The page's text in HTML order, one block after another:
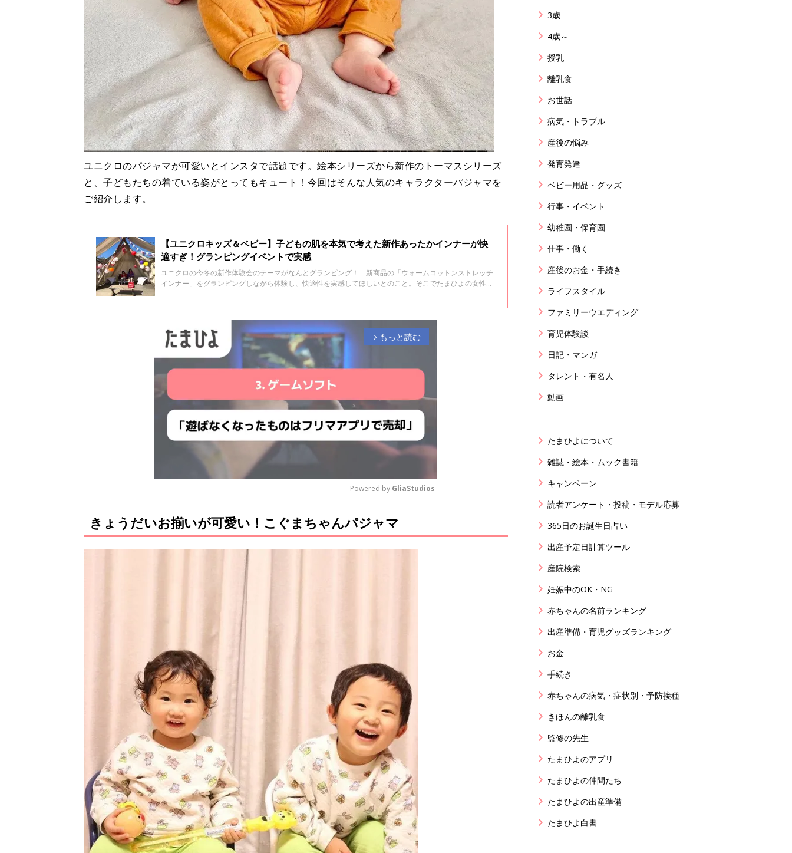
ユニクロのパジャマが可愛いとインスタで話題です。絵本シリーズから新作のトーマスシリーズ
と、子どもたちの着ている姿がとってもキュート！今回はそんな人気のキャラクターパジャマを
ご紹介します。
【ユニクロキッズ＆ベビー】子どもの肌を本気で考えた新作あったかインナーが快
適すぎ！グランピングイベントで実感
ユニクロの今冬の新作体験会のテーマがなんとグランピング！ 新商品の「ウォームコットンストレッチ
インナー」をグランピングしながら体験し、快適性を実感してほしいとのこと。そこでたまひよの女性編
arrow_forward_ios もっと読む
M
u
Powered by GliaStudios
きょうだいお揃いが可愛い！こぐまちゃんパジャマ
3歳
4歳～
授乳
離乳食
お世話
病気・トラブル
産後の悩み
発育発達
ベビー用品・グッズ
行事・イベント
幼稚園・保育園
仕事・働く
産後のお金・手続き
ライフスタイル
ファミリーウエディング
育児体験談
日記・マンガ
タレント・有名人
動画
たまひよについて
雑誌・絵本・ムック書籍
キャンペーン
読者アンケート・投稿・モデル応募
365日のお誕生日占い
出産予定日計算ツール
産院検索
妊娠中のOK・NG
赤ちゃんの名前ランキング
出産準備・育児グッズランキング
お金
手続き
赤ちゃんの病気・症状別・予防接種
きほんの離乳食
監修の先生
たまひよのアプリ
たまひよの仲間たち
たまひよの出産準備
たまひよ白書